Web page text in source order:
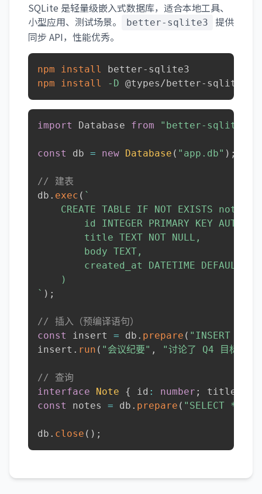
SQLite 是轻量级嵌入式数据库，适合本地工具、
小型应用、测试场景。
better-sqlite3
提供
同步 API，性能优秀。
npm install
npm
install -D @types/better-sqlite3
import Database from "better-sqlite3"
const db = new Database ( "app.db" ) ;
// 建表
db . exec ( `
    CREATE TABLE IF NOT EXISTS notes (
id INTEGER PRIMARY KEY
        title TEXT NOT NULL,
        body TEXT,
created_at DATETIME DEFAULT
` ) ;
// 插入（预编译语句）
const
insert = db . prepare ( "INSERT
insert . run ( "会议纪要" , "讨论了 Q4 目标..."
// 查询
interface
Note { id : number ; title
const
notes = db . prepare ( "SELECT *
db . close ( ) ;